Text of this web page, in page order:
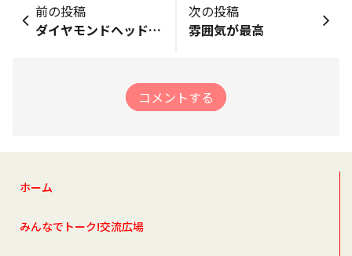
前の投稿
ダイヤモンドヘッドとホノマラ2024フィニッシュ地点
次の投稿
雰囲気が最高
コメントする
ホーム
みんなでトーク!交流広場